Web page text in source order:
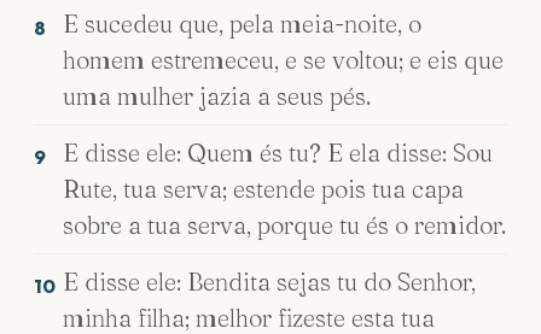
8
E sucedeu que, pela meia-noite, o
homem estremeceu, e se voltou; e eis que
uma mulher jazia a seus pés.
9
E disse ele: Quem és tu? E ela disse: Sou
Rute, tua serva; estende pois tua capa
sobre a tua serva, porque tu és o remidor.
10 E disse ele: Bendita sejas tu do Senhor,
minha filha; melhor fizeste esta tua